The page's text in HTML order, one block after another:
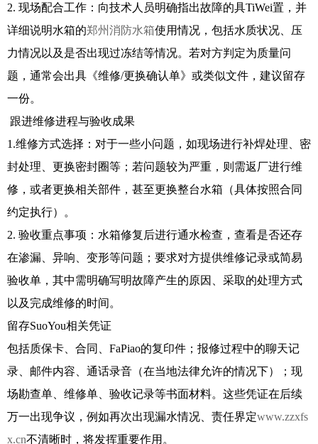
2. 现场配合工作：向技术人员明确指出故障的具TiWei置，并
详细说明水箱的郑州消防水箱使用情况，包括水质状况、压
力情况以及是否出现过冻结等情况。若对方判定为质量问
题，通常会出具《维修/更换确认单》或类似文件，建议留存
一份。
跟进维修进程与验收成果
1.维修方式选择：对于一些小问题，如现场进行补焊处理、密
封处理、更换密封圈等；若问题较为严重，则需返厂进行维
修，或者更换相关部件，甚至更换整台水箱（具体按照合同
约定执行）。
2. 验收重点事项：水箱修复后进行通水检查，查看是否还存
在渗漏、异响、变形等问题；要求对方提供维修记录或简易
验收单，其中需明确写明故障产生的原因、采取的处理方式
以及完成维修的时间。
留存SuoYou相关凭证
包括质保卡、合同、FaPiao的复印件；报修过程中的聊天记
录、邮件内容、通话录音（在当地法律允许的情况下）；现
场勘查单、维修单、验收记录等书面材料。这些凭证在后续
万一出现争议，例如再次出现漏水情况、责任界定www.zzxfs
x.cn不清晰时，将发挥重要作用。